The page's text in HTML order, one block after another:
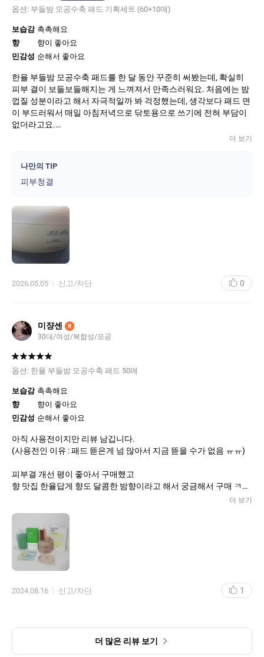
웠는데
드마냥 부드러워졌음 좋겠어요
그리고 마스크팩으로도 나왔음 좋겠어요
얼굴에 바르는 용으로도 나왔음 좋겠고(세럼처럼)
하는 바램
옵션: 부들밤 모공수축 패드 기획세트 (60+10매)
보습감 촉촉해요
향
향이 좋아요
민감성 순해서 좋아요
한율 부들밤 모공수축 패드를 한 달 동안 꾸준히 써봤는데, 확실히
피부 결이 보들보들해지는 게 느껴져서 만족스러워요. 처음에는 밤
껍질 성분이라고 해서 자극적일까 봐 걱정했는데, 생각보다 패드 면
이 부드러워서 매일 아침저녁으로 닦토용으로 쓰기에 전혀 부담이
없더라고요.
​가장 기대했던 모공 수축 효과는 드라마틱하게 구멍이 사라지는 정
매끈해져서 화장이 평소보다 훨씬 잘 먹는 게 눈에 보여요.
​냉장고에 살짝 넣었다가 시원하게 사용하면 쿨링감 덕분에 붓기도
조금 있긴 하지만, 자극 없이 데일리로 모공 관리하고 싶은 분들에게
는 꽤 괜찮은 선택지가 될 것 같아요. 한 통 다 비우고 나면 재구매할
의사 100%입니다!
더 보기
나만의 TIP
피부청결
2026.05.05 신고/차단 0
미쟝센 R
30대/여성/복합성/모공
옵션: 한율 부들밤 모공수축 패드 50매
보습감 촉촉해요
향
향이 좋아요
민감성 순해서 좋아요
아직 사용전이지만 리뷰 남깁니다.
(사용전인 이유 : 패드 뜯은게 넘 많아서 지금 뜯을 수가 없음 ㅠㅠ)
피부결 개선 평이 좋아서 구매했고
향 맛집 한율답게 향도 달콤한 밤향이라고 해서 궁금해서 구매 ㅋㅋ
국룰 아니냐고
한율 달빛유자패드도 이런 뚜껑이던데 개선이 시급합니다😑
그리고 패드집게도 뚜껑에 꽂는 거 만들어서 거기에 수납하게 해주
세요.
써보고싶던 보들은행잎 모공핏 마스크에
크게 관심 없었지만 좋아보여서 픽한 프리메라 오가니언스 워터리
에센스 무려 30ml
더 보기
2024.08.16 신고/차단 1
더 많은 리뷰 보기